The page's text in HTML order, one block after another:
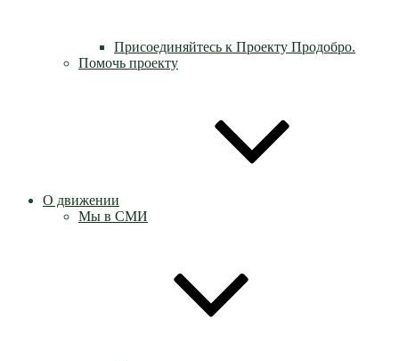
Присоединяйтесь к Проекту Продобро.
Помочь проекту
О движении
Мы в СМИ